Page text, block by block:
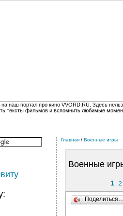
на наш портал про кино VVORD.RU. Здесь
тексты фильмов и вспомнить любимые
Главная / Военные игры
Военные
1 2